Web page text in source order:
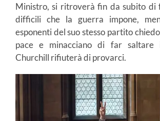
Ministro, si ritroverà fin da subito di
difficili che la guerra impone,
esponenti del suo stesso partito
pace e minacciano di far saltare
Churchill rifiuterà di provarci.